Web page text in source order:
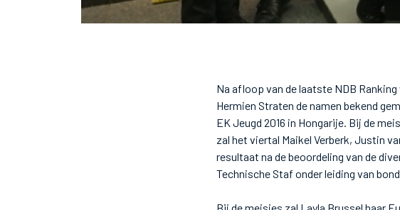
Na afloop van de laatste NDB
Hermien Straten de namen bekend
EK Jeugd 2016 in Hongarije. Bij de
zal het viertal Maikel Verberk, Justin
resultaat na de beoordeling van de
Technische Staf onder leiding van